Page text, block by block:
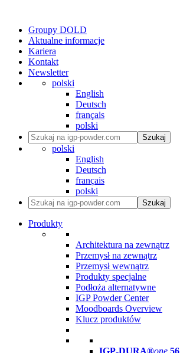
Groupy DOLD
Aktualne informacje
Kariera
Kontakt
Newsletter
polski
English
Deutsch
français
polski
Szukaj
polski
English
Deutsch
français
polski
Szukaj
Produkty
Architektura na zewnątrz
Przemysł na zewnątrz
Przemysł wewnątrz
Produkty specjalne
Podłoża alternatywne
IGP Powder Center
Moodboards Overview
Klucz produktów
IGP-DURA®one 56